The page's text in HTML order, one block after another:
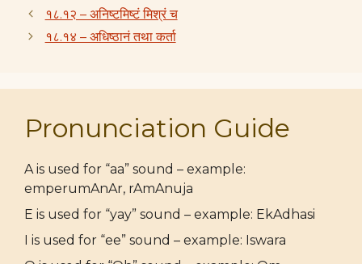
१८.१२ – अनिष्टमिष्टं मिश्रं च
१८.१४ – अधिष्ठानं तथा कर्ता
Pronunciation Guide
A is used for “aa” sound – example:
emperumAnAr, rAmAnuja
E is used for “yay” sound – example: EkAdhasi
I is used for “ee” sound – example: Iswara